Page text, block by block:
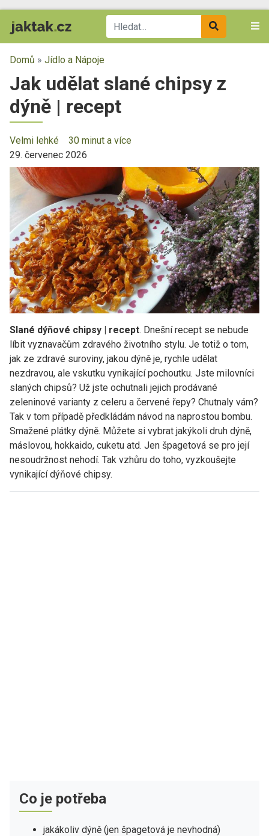
Domů » Jídlo a Nápoje
Jak udělat slané chipsy z
dýně | recept
Velmi lehké
30 minut a více
29. červenec 2026
Slané dýňové chipsy | recept. Dnešní recept se nebude
líbit vyznavačům zdravého životního stylu. Je totiž o tom,
jak ze zdravé suroviny, jakou dýně je, rychle udělat
nezdravou, ale vskutku vynikající pochoutku. Jste milovníci
slaných chipsů? Už jste ochutnali jejich prodávané
zeleninové varianty z celeru a červené řepy? Chutnaly vám?
Tak v tom případě předkládám návod na naprostou bombu.
Smažené plátky dýně. Můžete si vybrat jakýkoli druh dýně,
máslovou, hokkaido, cuketu atd. Jen špagetová se pro její
nesoudržnost nehodí. Tak vzhůru do toho, vyzkoušejte
vynikající dýňové chipsy.
Co je potřeba
jakákoliv dýně (jen špagetová je nevhodná)